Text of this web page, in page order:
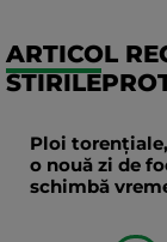
ARTICOL
Ploi
o nouă zi de
schimbă